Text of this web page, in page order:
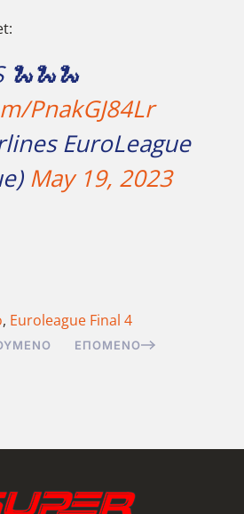
🐍🐍🐍
PnakGJ84Lr
EuroLeague
May 19, 2023
, Euroleague Final 4
ΕΠΌΜΕΝΟ